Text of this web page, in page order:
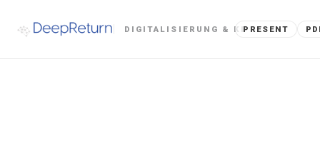
DIGITALISIERUNG & KIPRESENT